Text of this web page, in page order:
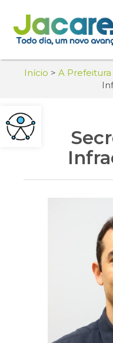
Pular
para
o
Início > A Prefeitura